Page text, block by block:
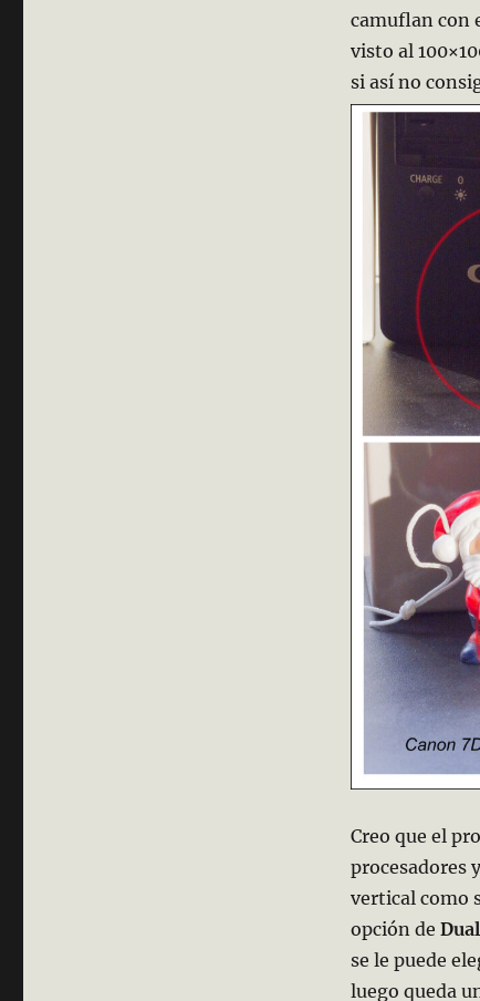
camuflan con
visto al
si así no
Creo que el
procesadores
vertical como
opción de
se le puede
luego queda